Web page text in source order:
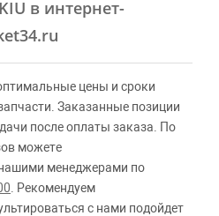
в интернет-
цены и сроки
Заказанные позиции
после оплаты заказа. По
можете
менеджерами по
. Рекомендуем
с нами подойдет